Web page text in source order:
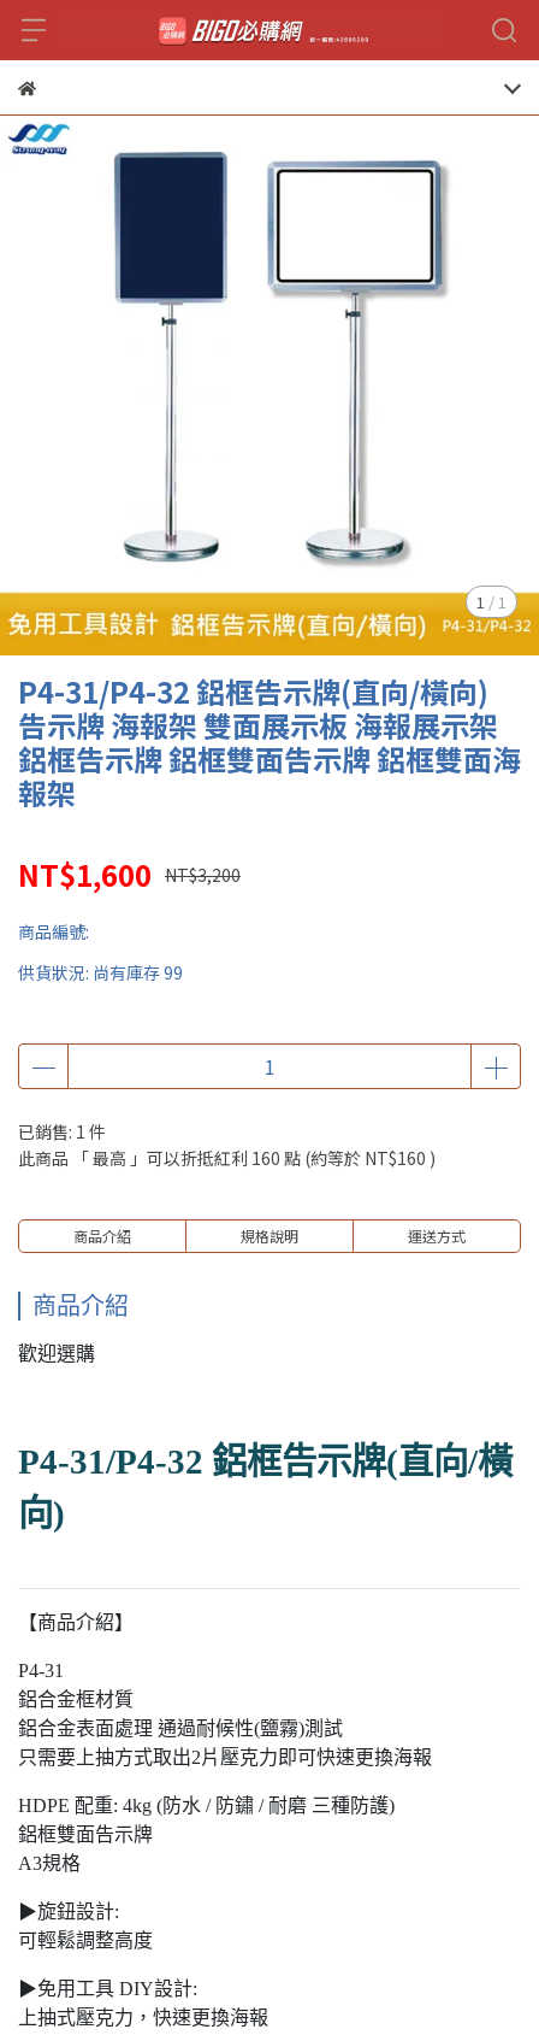
1 / 1
P4-31/P4-32 鋁框告示牌(直向/橫向)
告示牌 海報架 雙面展示板 海報展示架
鋁框告示牌 鋁框雙面告示牌 鋁框雙面海
報架
NT$1,600 NT$3,200
商品編號:
供貨狀況: 尚有庫存 99
已銷售: 1 件
此商品 「 最高 」可以折抵紅利 160 點 (約等於 NT$160 )
商品介紹 規格說明 運送方式
商品介紹
歡迎選購
P4-31/P4-32 鋁框告示牌(直向/橫
向)
【商品介紹】
P4-31
鋁合金框材質
鋁合金表面處理 通過耐候性(鹽霧)測試
只需要上抽方式取出2片壓克力即可快速更換海報
HDPE 配重: 4kg (防水 / 防鏽 / 耐磨 三種防護)
鋁框雙面告示牌
A3規格
▶旋鈕設計:
可輕鬆調整高度
▶免用工具 DIY設計:
上抽式壓克力，快速更換海報